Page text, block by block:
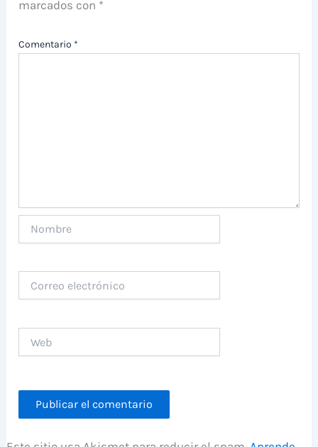
marcados con *
Comentario *
electrónico